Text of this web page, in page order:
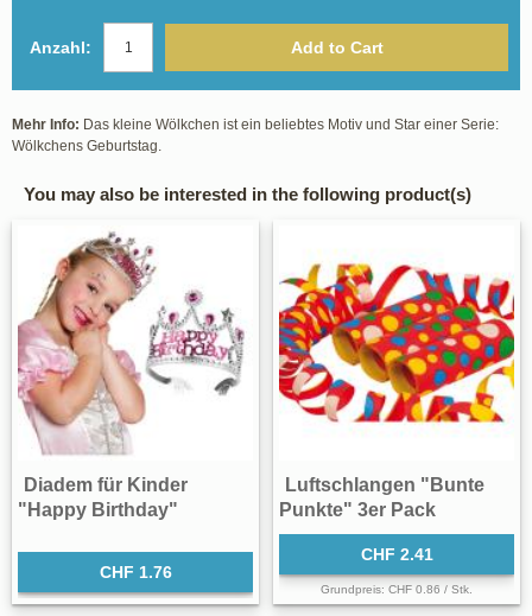
Anzahl: Add to Cart
Mehr Info: Das kleine Wölkchen ist ein beliebtes Motiv und Star einer Serie:
Wölkchens Geburtstag.
You may also be interested in the following product(s)
Diadem für Kinder
"Happy Birthday"
CHF 1.76
Luftschlangen "Bunte
Punkte" 3er Pack
CHF 2.41
Grundpreis: CHF 0.86 / Stk.